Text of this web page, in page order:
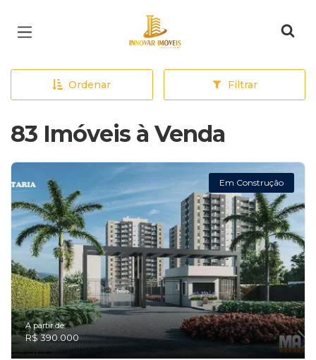
Página inicial
Ordenar Filtrar
83 Imóveis à Venda
Em Construção
A partir de:
R$ 390.000